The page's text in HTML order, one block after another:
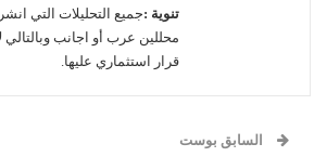
تنوية :جميع التحليلات التي
محللين عرب أو اجانب وبالتالي
قرار استثماري عليها.
السابق بوست